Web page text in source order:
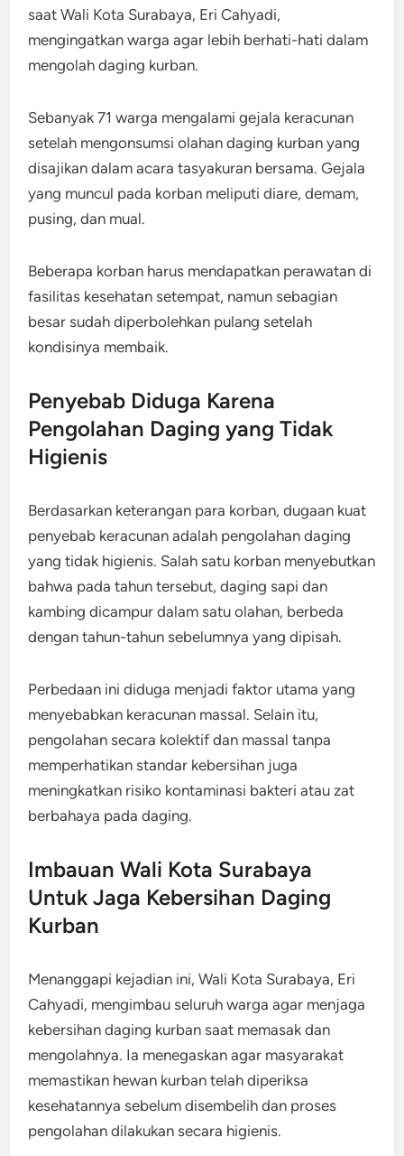
saat Wali Kota Surabaya, Eri Cahyadi,
mengingatkan warga agar lebih berhati-hati dalam
mengolah daging kurban.
Sebanyak 71 warga mengalami gejala keracunan
setelah mengonsumsi olahan daging kurban yang
disajikan dalam acara tasyakuran bersama. Gejala
yang muncul pada korban meliputi diare, demam,
pusing, dan mual.
Beberapa korban harus mendapatkan perawatan di
fasilitas kesehatan setempat, namun sebagian
besar sudah diperbolehkan pulang setelah
kondisinya membaik.
Penyebab Diduga Karena
Pengolahan Daging yang Tidak
Higienis
Berdasarkan keterangan para korban, dugaan kuat
penyebab keracunan adalah pengolahan daging
yang tidak higienis. Salah satu korban menyebutkan
bahwa pada tahun tersebut, daging sapi dan
kambing dicampur dalam satu olahan, berbeda
dengan tahun-tahun sebelumnya yang dipisah.
Perbedaan ini diduga menjadi faktor utama yang
menyebabkan keracunan massal. Selain itu,
pengolahan secara kolektif dan massal tanpa
memperhatikan standar kebersihan juga
meningkatkan risiko kontaminasi bakteri atau zat
berbahaya pada daging.
Imbauan Wali Kota Surabaya
Untuk Jaga Kebersihan Daging
Kurban
Menanggapi kejadian ini, Wali Kota Surabaya, Eri
Cahyadi, mengimbau seluruh warga agar menjaga
kebersihan daging kurban saat memasak dan
mengolahnya. Ia menegaskan agar masyarakat
memastikan hewan kurban telah diperiksa
kesehatannya sebelum disembelih dan proses
pengolahan dilakukan secara higienis.